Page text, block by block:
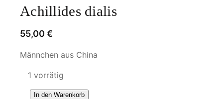
Achillides dialis
55,00 €
Männchen aus China
1 vorrätig
In den Warenkorb